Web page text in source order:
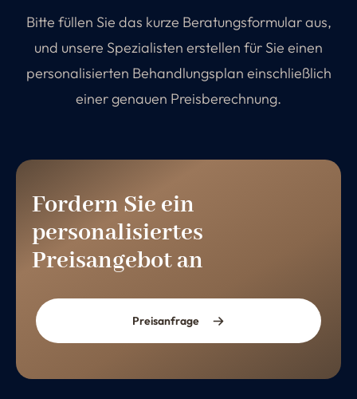
Bitte füllen Sie das kurze Beratungsformular aus,
und unsere Spezialisten erstellen für Sie einen
personalisierten Behandlungsplan einschließlich
einer genauen Preisberechnung.
Fordern Sie ein
personalisiertes
Preisangebot an
Preisanfrage